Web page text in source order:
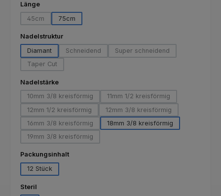
Längeauswählen
45cm
(Diese Option ist zurzeit nicht verfügbar.)
75cm
Nadelstrukturauswählen
Diamant
Schneidend
(Diese Option ist zurzeit nicht verfügbar.)
Super schneidend
(Diese Option ist zurzeit
Taper Cut
(Diese Option ist zurzeit nicht verfügbar.)
Nadelstärkeauswählen
10mm 3/8 kreisförmig
(Diese Option ist zurzeit nicht verfügbar.)
11mm 1/2 kreisförmig
(Diese Option ist zurzeit nicht
12mm 1/2 kreisförmig
(Diese Option ist zurzeit nicht verfügbar.)
12mm 3/8 kreisförmig
(Diese Option ist zurzeit nicht
16mm 3/8 kreisförmig
(Diese Option ist zurzeit nicht verfügbar.)
18mm 3/8 kreisförmig
19mm 3/8 kreisförmig
(Diese Option ist zurzeit nicht verfügbar.)
Packungsinhaltauswählen
12 Stück
Steril